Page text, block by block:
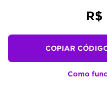
COPIAR
Como